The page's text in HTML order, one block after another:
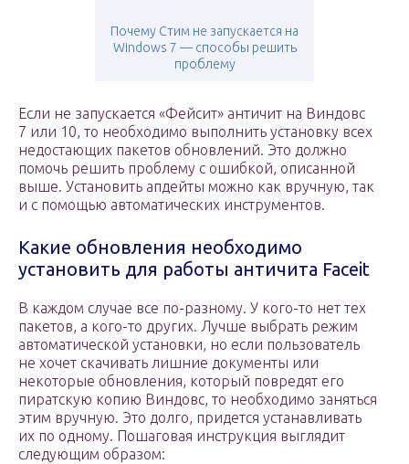
Почему Стим не запускается на
Windows 7 — способы решить
проблему
Если не запускается «Фейсит» античит на Виндовс
7 или 10, то необходимо выполнить установку всех
недостающих пакетов обновлений. Это должно
помочь решить проблему с ошибкой, описанной
выше. Установить апдейты можно как вручную, так
и с помощью автоматических инструментов.
Какие обновления необходимо
установить для работы античита Faceit
В каждом случае все по-разному. У кого-то нет тех
пакетов, а кого-то других. Лучше выбрать режим
автоматической установки, но если пользователь
не хочет скачивать лишние документы или
некоторые обновления, который повредят его
пиратскую копию Виндовс, то необходимо заняться
этим вручную. Это долго, придется устанавливать
их по одному. Пошаговая инструкция выглядит
следующим образом: